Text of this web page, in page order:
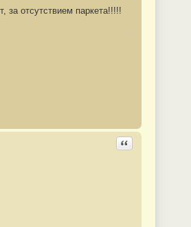
за отсутствием паркета!!!!!
Ответить с